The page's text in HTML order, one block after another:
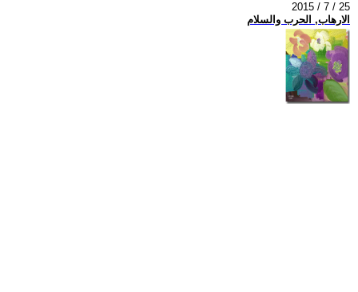
2015 / 7 / 25
الارهاب, الحرب والسلام